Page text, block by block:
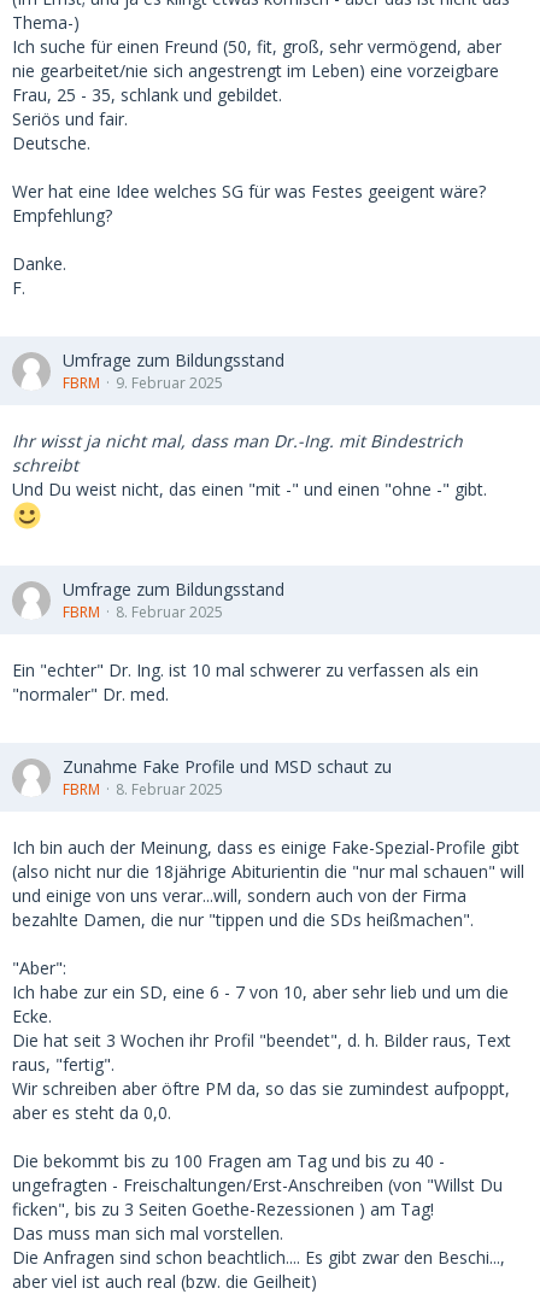
Thema-)
Ich suche für einen Freund (50, fit, groß, sehr vermögend, aber
nie gearbeitet/nie sich angestrengt im Leben) eine vorzeigbare
Frau, 25 - 35, schlank und gebildet.
Seriös und fair.
Deutsche.
Wer hat eine Idee welches SG für was Festes geeigent wäre?
Empfehlung?
Danke.
F.
Umfrage zum Bildungsstand
FBRM 9. Februar 2025
Ihr wisst ja nicht mal, dass man Dr.-Ing. mit Bindestrich
schreibt
Und Du weist nicht, das einen "mit -" und einen "ohne -" gibt.
Umfrage zum Bildungsstand
FBRM 8. Februar 2025
Ein "echter" Dr. Ing. ist 10 mal schwerer zu verfassen als ein
"normaler" Dr. med.
Zunahme Fake Profile und MSD schaut zu
FBRM 8. Februar 2025
Ich bin auch der Meinung, dass es einige Fake-Spezial-Profile gibt
(also nicht nur die 18jährige Abiturientin die "nur mal schauen" will
und einige von uns verar...will, sondern auch von der Firma
bezahlte Damen, die nur "tippen und die SDs heißmachen".
"Aber":
Ich habe zur ein SD, eine 6 - 7 von 10, aber sehr lieb und um die
Ecke.
Die hat seit 3 Wochen ihr Profil "beendet", d. h. Bilder raus, Text
raus, "fertig".
Wir schreiben aber öftre PM da, so das sie zumindest aufpoppt,
aber es steht da 0,0.
Die bekommt bis zu 100 Fragen am Tag und bis zu 40 -
ungefragten - Freischaltungen/Erst-Anschreiben (von "Willst Du
ficken", bis zu 3 Seiten Goethe-Rezessionen ) am Tag!
Das muss man sich mal vorstellen.
Die Anfragen sind schon beachtlich.... Es gibt zwar den Beschi...,
aber viel ist auch real (bzw. die Geilheit)